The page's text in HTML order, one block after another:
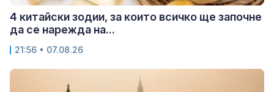
4 китайски зодии, за които всичко ще започне
да се нарежда на...
21:56 • 07.08.26